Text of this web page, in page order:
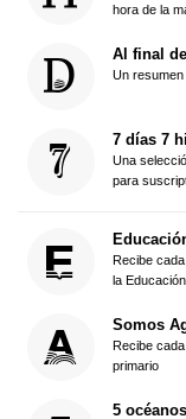
hora de la
Al final
Un
7 días 7
Una
para
Recibe
la Educación
Somos
Recibe
primario
5 océanos